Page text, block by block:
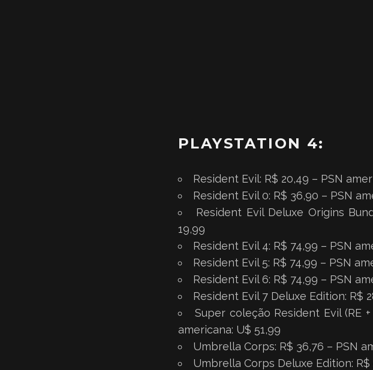
PLAYSTATION 4:
Resident Evil: R$ 20,49 – PSN
Resident Evil 0: R$ 36,90 – PSN
Resident Evil Deluxe Origins
19,99
Resident Evil 4: R$ 74,99 – PSN
Resident Evil 5: R$ 74,99 – PSN
Resident Evil 6: R$ 74,99 – PSN
Resident Evil 7 Deluxe Edition: R$
Super coleção Resident Evil (RE +
americana: U$ 51,99
Umbrella Corps: R$ 36,76 – PSN
Umbrella Corps Deluxe Edition: R$